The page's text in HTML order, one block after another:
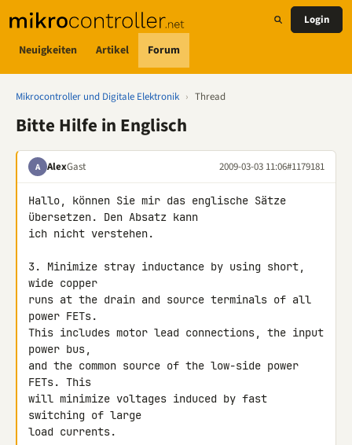
Neuigkeiten Artikel Forum
Login
Mikrocontroller und Digitale Elektronik › Thread
Bitte Hilfe in Englisch
A AlexGast 2009-03-03 11:06#1179181
Hallo, können Sie mir das englische Sätze
übersetzen. Den Absatz kann
ich nicht verstehen.
3. Minimize stray inductance by using short,
wide copper
runs at the drain and source terminals of all
power FETs.
This includes motor lead connections, the input
power bus,
and the common source of the low-side power
FETs. This
will minimize voltages induced by fast
switching of large
load currents.